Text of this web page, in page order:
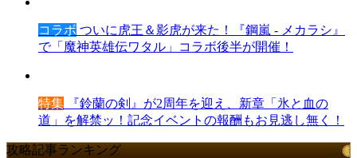
コラボ ついに虎王＆影虎が来た！『鋼嵐 - メカラシ』
で「魔神英雄伝ワタル」コラボ後半が開催！
特集 『鈴蘭の剣』が2周年を迎え、新章「氷と血の
道」を解禁ッ！記念イベントの報酬もお見逃し無く！
攻略記事ランキング